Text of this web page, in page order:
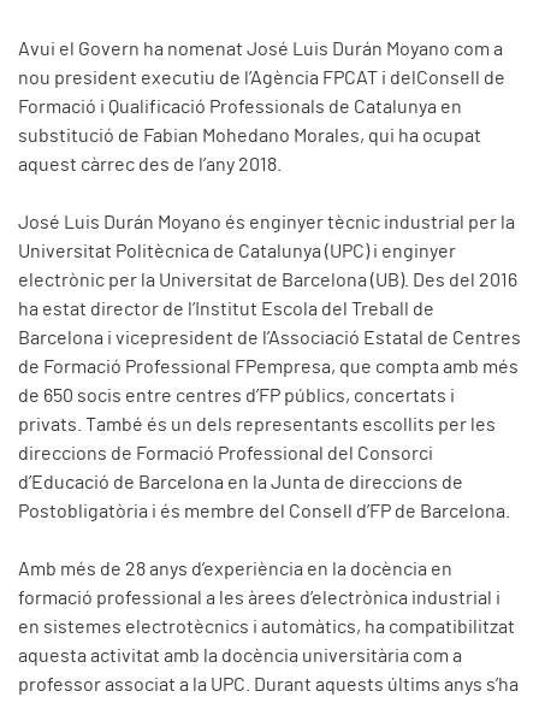
Avui el Govern ha nomenat José Luis Durán Moyano com a
nou president executiu de l’Agència FPCAT i delConsell de
Formació i Qualificació Professionals de Catalunya en
substitució de Fabian Mohedano Morales, qui ha ocupat
aquest càrrec des de l’any 2018.
José Luis Durán Moyano és enginyer tècnic industrial per la
Universitat Politècnica de Catalunya (UPC) i enginyer
electrònic per la Universitat de Barcelona (UB). Des del 2016
ha estat director de l’Institut Escola del Treball de
Barcelona i vicepresident de l’Associació Estatal de Centres
de Formació Professional FPempresa, que compta amb més
de 650 socis entre centres d’FP públics, concertats i
privats. També és un dels representants escollits per les
direccions de Formació Professional del Consorci
d’Educació de Barcelona en la Junta de direccions de
Postobligatòria i és membre del Consell d’FP de Barcelona.
Amb més de 28 anys d’experiència en la docència en
formació professional a les àrees d’electrònica industrial i
en sistemes electrotècnics i automàtics, ha compatibilitzat
aquesta activitat amb la docència universitària com a
professor associat a la UPC. Durant aquests últims anys s’ha